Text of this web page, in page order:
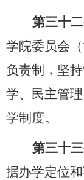
第三十
学院委员会
负责制，坚
学、民主管
学制度。
第三十
据办学定位